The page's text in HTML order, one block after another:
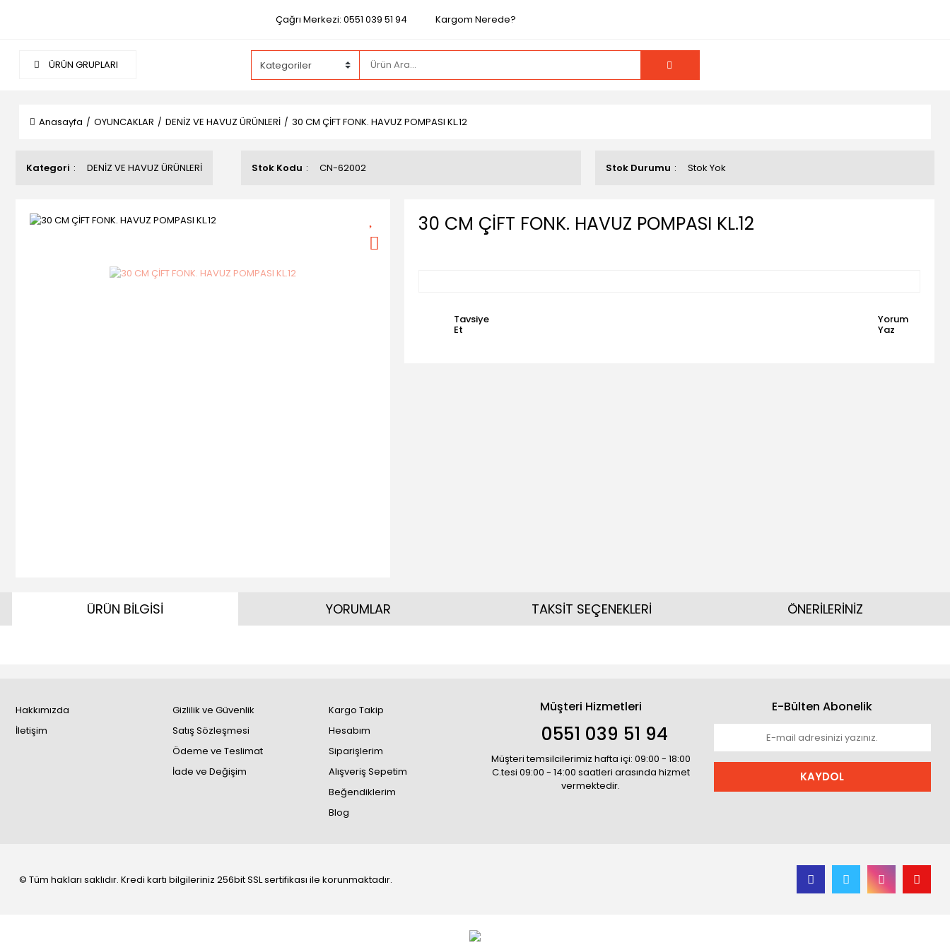
Çağrı Merkezi: 0551 039 51 94 Kargom Nerede?
ÜRÜN GRUPLARI
Anasayfa OYUNCAKLAR DENİZ VE HAVUZ ÜRÜNLERİ 30 CM ÇİFT FONK. HAVUZ POMPASI KL.12
Kategori DENİZ VE HAVUZ ÜRÜNLERİ Stok Kodu CN-62002 Stok Durumu Stok Yok
30 CM ÇİFT FONK. HAVUZ POMPASI KL.12
Tavsiye
Et
Yorum
Yaz
ÜRÜN BİLGİSİ YORUMLAR TAKSİT SEÇENEKLERİ ÖNERİLERİNİZ
Hakkımızda
İletişim
Gizlilik ve Güvenlik
Satış Sözleşmesi
Ödeme ve Teslimat
İade ve Değişim
Kargo Takip
Hesabım
Siparişlerim
Alışveriş Sepetim
Beğendiklerim
Blog
Müşteri Hizmetleri
0551 039 51 94
Müşteri temsilcilerimiz hafta içi: 09:00 - 18:00
C.tesi 09:00 - 14:00 saatleri arasında hizmet
vermektedir.
E-Bülten Abonelik
KAYDOL
© Tüm hakları saklıdır. Kredi kartı bilgileriniz 256bit SSL sertifikası ile korunmaktadır.